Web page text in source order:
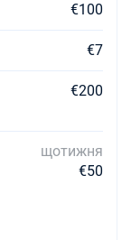
€100
€7
€200
щотижня
€50